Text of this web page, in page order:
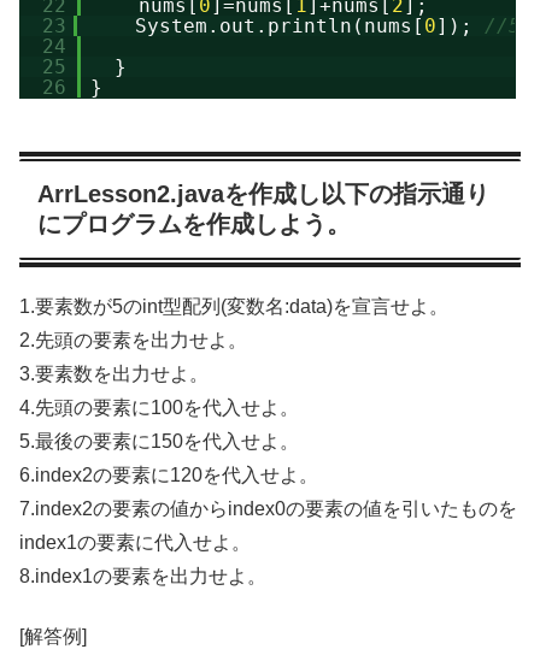
22
nums[ 0]=nums[ 1]+nums[ 2];
23
System.out.println(nums[ 0]); //50
24
25
}
26
}
ArrLesson2.javaを作成し以下の指示通り
にプログラムを作成しよう。
1.要素数が5のint型配列(変数名:data)を宣言せよ。
2.先頭の要素を出力せよ。
3.要素数を出力せよ。
4.先頭の要素に100を代入せよ。
5.最後の要素に150を代入せよ。
6.index2の要素に120を代入せよ。
7.index2の要素の値からindex0の要素の値を引いたものを
index1の要素に代入せよ。
8.index1の要素を出力せよ。
[解答例]